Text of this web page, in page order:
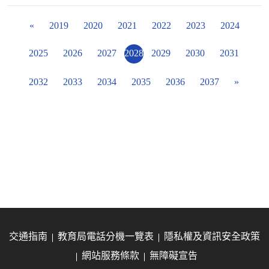
« 2019 2020 2021 2022 2023 2024
2025 2026 2027 2028 2029 2030 2031
2032 2033 2034 2035 2036 2037 »
交通指南 教育局電話分機一覽表
隱私權及資訊安全政策
網站服務條款
無障礙宣告